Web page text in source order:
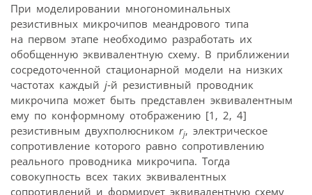
При моделировании многономинальных
резистивных микрочипов меандрового типа
на первом этапе необходимо разработать их
обобщенную эквивалентную схему. В приближении
сосредоточенной стационарной модели на низких
частотах каждый j‑й резистивный проводник
микрочипа может быть представлен эквивалентным
ему по конформному отображению [1, 2, 4]
резистивным двухполюсником rj, электрическое
сопротивление которого равно сопротивлению
реального проводника микрочипа. Тогда
совокупность всех таких эквивалентных
сопротивлений и формирует эквивалентную схему